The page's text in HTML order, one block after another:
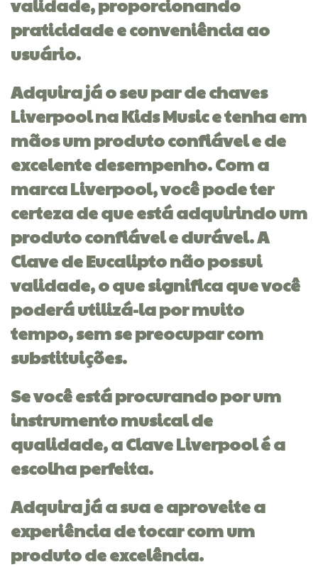
validade, proporcionando
praticidade e conveniência ao
usuário.
Adquira já o seu par de chaves
Liverpool na Kids Music e tenha em
mãos um produto confiável e de
excelente desempenho. Com a
marca Liverpool, você pode ter
certeza de que está adquirindo um
produto confiável e durável. A
Clave de Eucalipto não possui
validade, o que significa que você
poderá utilizá-la por muito
tempo, sem se preocupar com
substituições.
Se você está procurando por um
instrumento musical de
qualidade, a Clave Liverpool é a
escolha perfeita.
Adquira já a sua e aproveite a
experiência de tocar com um
produto de excelência.